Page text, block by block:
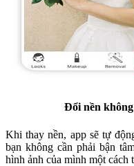
Đổi nền không
Khi thay nền, app sẽ tự
bạn không cần phải bận
hình ảnh của mình một cách